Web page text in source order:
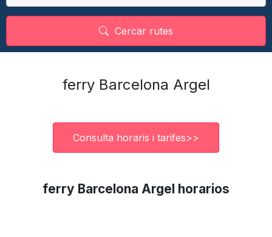
Cercar rutes
ferry Barcelona Argel
Consulta horaris i tarifes>>
ferry Barcelona Argel horarios